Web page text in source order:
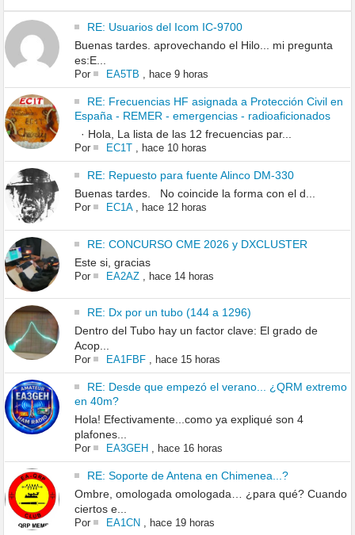
RE: Usuarios del Icom IC-9700
Buenas tardes. aprovechando el Hilo... mi pregunta
es:E...
Por EA5TB hace 9 horas
RE: Frecuencias HF asignada a Protección Civil en
España - REMER - emergencias - radioaficionados
· Hola, La lista de las 12 frecuencias par...
Por EC1T, hace 10 horas
RE: Repuesto para fuente Alinco DM-330
Buenas tardes. No coincide la forma con el d...
Por EC1A, hace 12 horas
RE: CONCURSO CME 2026 y DXCLUSTER
Este si, gracias
Por EA2AZ, hace 14 horas
RE: Dx por un tubo (144 a 1296)
Dentro del Tubo hay un factor clave: El grado de
Acop...
Por EA1FBF, hace 15 horas
RE: Desde que empezó el verano... ¿QRM extremo
en 40m?
Hola! Efectivamente...como ya expliqué son 4
plafones...
Por EA3GEH , hace 16 horas
RE: Soporte de Antena en Chimenea...?
Ombre, omologada omologada… ¿para qué? Cuando
ciertos e...
Por EA1CN , hace 19 horas